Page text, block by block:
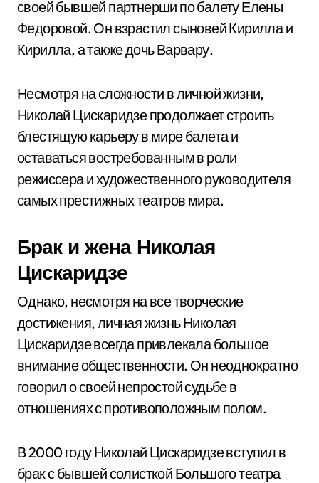
своей бывшей партнерши по балету Елены
Федоровой. Он взрастил сыновей Кирилла и
Кирилла, а также дочь Варвару.
Несмотря на сложности в личной жизни,
Николай Цискаридзе продолжает строить
блестящую карьеру в мире балета и
оставаться востребованным в роли
режиссера и художественного руководителя
самых престижных театров мира.
Брак и жена Николая
Цискаридзе
Однако, несмотря на все творческие
достижения, личная жизнь Николая
Цискаридзе всегда привлекала большое
внимание общественности. Он неоднократно
говорил о своей непростой судьбе в
отношениях с противоположным полом.
В 2000 году Николай Цискаридзе вступил в
брак с бывшей солисткой Большого театра